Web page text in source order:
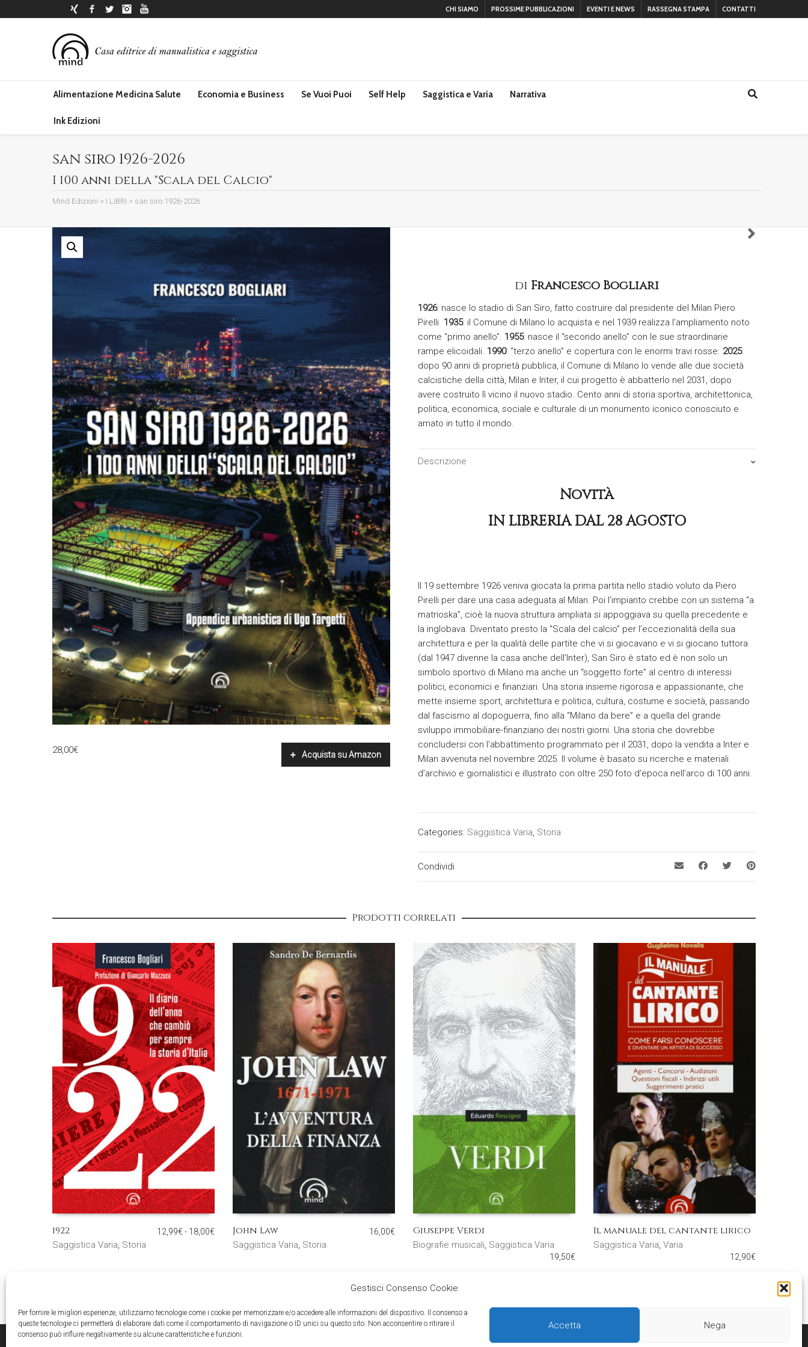
Gestisci Consenso Cookie
Per fornire le migliori esperienze, utilizziamo tecnologie come i cookie per memorizzare e/o accedere alle informazioni del dispositivo. Il consenso a
queste tecnologie ci permetterà di elaborare dati come il comportamento di navigazione o ID unici su questo sito. Non acconsentire o ritirare il
consenso può influire negativamente su alcune caratteristiche e funzioni.
Accetta Nega
Xing Facebook
Twitter Instagram CHI SIAMO PROSSIME PUBBLICAZIONI EVENTI E NEWS RASSEGNA STAMPA CONTATTI
Alimentazione Medicina Salute Economia e Business Se Vuoi Puoi Self Help Saggistica e Varia Narrativa
Ink Edizioni
san siro 1926-2026
I 100 anni della "Scala del Calcio"
Mind Edizioni > I LIBRI > san siro 1926-2026
28,00€ Acquista su Amazon
di Francesco Bogliari
1926: nasce lo stadio di San Siro, fatto costruire dal presidente del Milan Piero
Pirelli. 1935: il Comune di Milano lo acquista e nel 1939 realizza l’ampliamento noto
come “primo anello”. 1955: nasce il “secondo anello” con le sue straordinarie
rampe elicoidali. 1990: “terzo anello” e copertura con le enormi travi rosse. 2025:
dopo 90 anni di proprietà pubblica, il Comune di Milano lo vende alle due società
calcistiche della città, Milan e Inter, il cui progetto è abbatterlo nel 2031, dopo
avere costruito lì vicino il nuovo stadio. Cento anni di storia sportiva, architettonica,
politica, economica, sociale e culturale di un monumento iconico conosciuto e
amato in tutto il mondo.
Descrizione
Novità
IN LIBRERIA DAL 28 AGOSTO
Il 19 settembre 1926 veniva giocata la prima partita nello stadio voluto da Piero
Pirelli per dare una casa adeguata al Milan. Poi l’impianto crebbe con un sistema “a
matrioska”, cioè la nuova struttura ampliata si appoggiava su quella precedente e
la inglobava. Diventato presto la “Scala del calcio” per l’eccezionalità della sua
architettura e per la qualità delle partite che vi si giocavano e vi si giocano tuttora
(dal 1947 divenne la casa anche dell’Inter), San Siro è stato ed è non solo un
simbolo sportivo di Milano ma anche un “soggetto forte” al centro di interessi
politici, economici e finanziari. Una storia insieme rigorosa e appassionante, che
mette insieme sport, architettura e politica, cultura, costume e società, passando
dal fascismo al dopoguerra, fino alla “Milano da bere” e a quella del grande
sviluppo immobiliare-finanziario dei nostri giorni. Una storia che dovrebbe
concludersi con l’abbattimento programmato per il 2031, dopo la vendita a Inter e
Milan avvenuta nel novembre 2025. Il volume è basato su ricerche e materiali
d’archivio e giornalistici e illustrato con oltre 250 foto d’epoca nell’arco di 100 anni.
Categories: Saggistica Varia, Storia
Condividi
Prodotti correlati
1922
Saggistica Varia, Storia
12,99€- 18,00€FasciaJohn Law
Saggistica Varia, Storia
16,00€ Giuseppe Verdi
Biografie musicali, Saggistica Varia
19,50€
Il manuale del cantante lirico
Saggistica Varia, Varia
12,90€